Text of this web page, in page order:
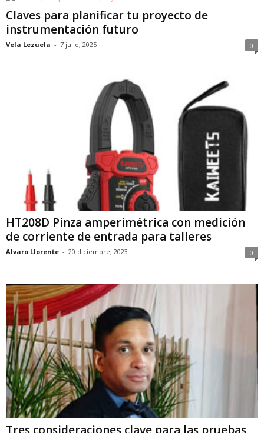
Claves para planificar tu proyecto de
instrumentación futuro
Vela Lezuela - 7 julio, 2025 0
HT208D Pinza amperimétrica con medición
de corriente de entrada para talleres
Alvaro Llorente - 20 diciembre, 2023 0
Tres consideraciones clave para las pruebas